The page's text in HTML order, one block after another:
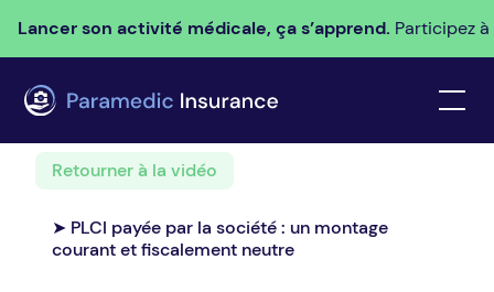
Lancer son activité médicale, ça s’apprend. Participez
Retourner à la vidéo
➤ PLCI payée par la société : un montage
courant et fiscalement neutre